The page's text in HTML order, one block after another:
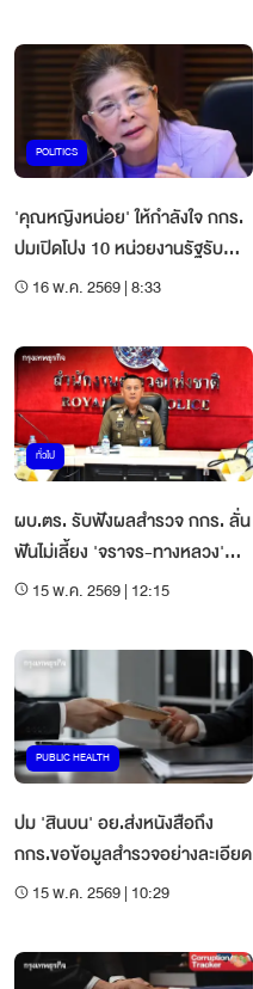
POLITICS
'คุณหญิงหน่อย' ให้กำลังใจ กกร.
ปมเปิดโปง 10 หน่วยงานรัฐรับ
สินบน16 พ.ค. 2569 | 8:33
ทั่วไป
ผบ.ตร. รับฟังผลสำรวจ กกร. ลั่น
ฟันไม่เลี้ยง 'จราจร-ทางหลวง'
เรียกรับสินบน
15 พ.ค. 2569 | 12:15
PUBLIC HEALTH
ปม 'สินบน' อย.ส่งหนังสือถึง
กกร.ขอข้อมูลสำรวจอย่างละเอียด
15 พ.ค. 2569 | 10:29